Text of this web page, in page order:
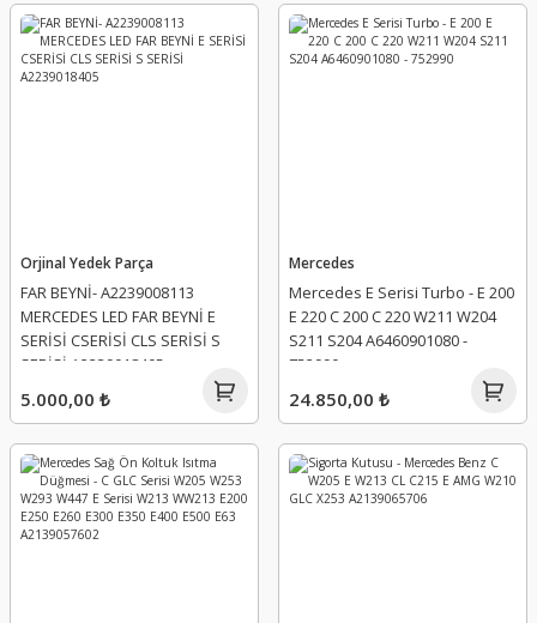
Orjinal Yedek Parça
FAR BEYNİ- A2239008113
MERCEDES LED FAR BEYNİ E
SERİSİ CSERİSİ CLS SERİSİ S
SERİSİ A2239018405
5.000,00 ₺
Mercedes
Mercedes E Serisi Turbo - E 200
E 220 C 200 C 220 W211 W204
S211 S204 A6460901080 -
752990
24.850,00 ₺